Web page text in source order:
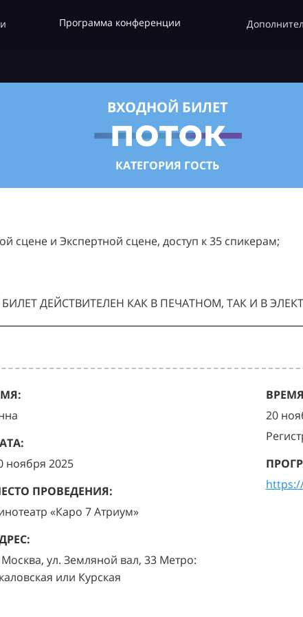
Программа конференции
ВХОДНОЙ БИЛЕТ
КАТЕГОРИЯ ГОСТЬ
и Экспертной сцене, доступ к 35 спикерам;
ДЕЙСТВИТЕЛЕН КАК В ПЕЧАТНОМ, ТАК И В
ноября 2025
ПРОВЕДЕНИЯ:
«Каро 7 Атриум»
Москва, ул. Земляной вал, 33 Метро:
или Курская
20